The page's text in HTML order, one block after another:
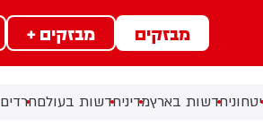
מבזקים מבזקים +
חדשות בארץמדיניחדשות בעולםחרדים